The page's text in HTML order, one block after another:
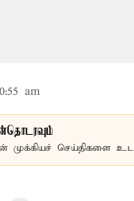
am
முக்கியச் செய்திகளை